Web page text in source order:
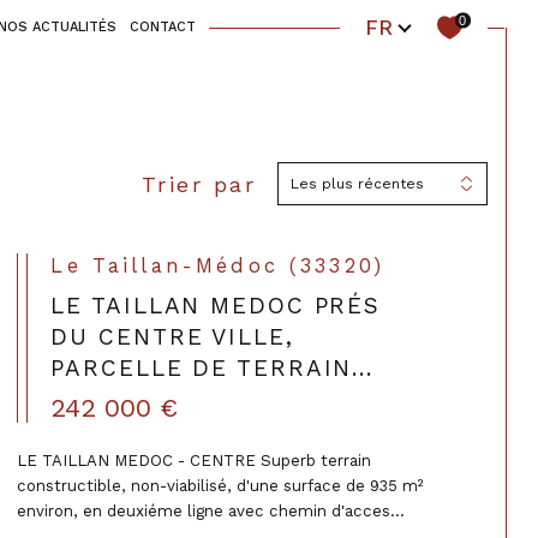
NOS ACTUALITÉS CONTACT Langue
FR 0
Filtrer
Réinitialiser les filtres
Trier par Les plus récentes
Le Taillan-Médoc (33320)
LE TAILLAN MEDOC PRÉS
DU CENTRE VILLE,
PARCELLE DE TERRAIN...
242 000 €
LE TAILLAN MEDOC - CENTRE Superb terrain
constructible, non-viabilisé, d'une surface de 935 m²
environ, en deuxiéme ligne avec chemin d'acces...